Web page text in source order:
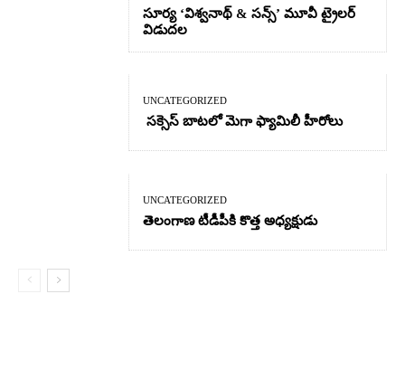
సూర్య ‘విశ్వనాథ్ & సన్స్’ మూవీ ట్రైలర్
విడుదల
UNCATEGORIZED
సక్సెస్ బాటలో మెగా ఫ్యామిలీ హీరోలు
UNCATEGORIZED
తెలంగాణ టీడీపీకి కొత్త అధ్యక్షుడు